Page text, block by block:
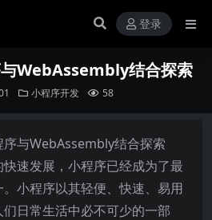
登录
WebAssembly结合探索
小程序开发 58
速发展，小程序已经成为了最
小程序以其轻便、快速、易用
日常生活中必不可少的一部